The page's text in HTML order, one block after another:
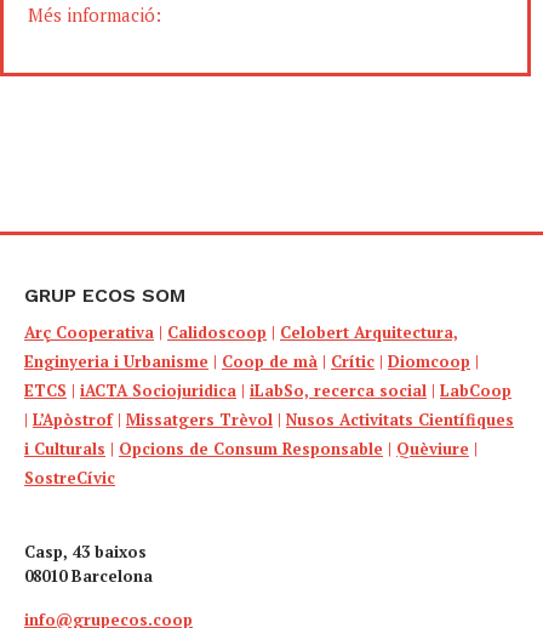
Més informació:
GRUP ECOS SOM
Arç Cooperativa | Calidoscoop | Celobert Arquitectura,
Enginyeria i Urbanisme | Coop de mà | Crític | Diomcoop |
ETCS | iACTA Sociojuridica | iLabSo, recerca social | LabCoop
| L’Apòstrof| Missatgers Trèvol | Nusos Activitats Científiques
i Culturals | Opcions de Consum Responsable | Quèviure |
SostreCívic
Casp, 43 baixos
08010 Barcelona
info@grupecos.coop